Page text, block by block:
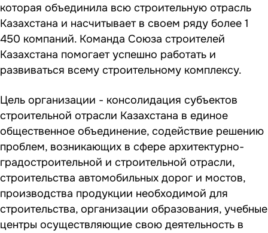
которая объединила всю строительную отрасль
Казахстана и насчитывает в своем ряду более 1
450 компаний. Команда Союза строителей
Казахстана помогает успешно работать и
развиваться всему строительному комплексу.
Цель организации - консолидация субъектов
строительной отрасли Казахстана в единое
общественное объединение, содействие решению
проблем, возникающих в сфере архитектурно-
градостроительной и строительной отрасли,
строительства автомобильных дорог и мостов,
производства продукции необходимой для
строительства, организации образования, учебные
центры осуществляющие свою деятельность в